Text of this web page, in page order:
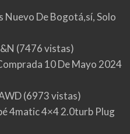
Nuevo De Bogotá,sí, Solo
(7476 vistas)
10 De Mayo 2024
(6973 vistas)
4matic 4×4 2.0turb Plug